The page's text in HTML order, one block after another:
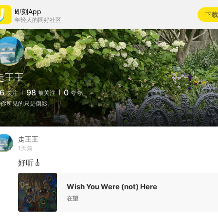
即刻App
年轻人的同好社区
下载
王王
关注 98 被关注 0 夸夸
所见的只是倒影。
走王王
1天前
好听🎸
Wish You Were (not) Here
在望